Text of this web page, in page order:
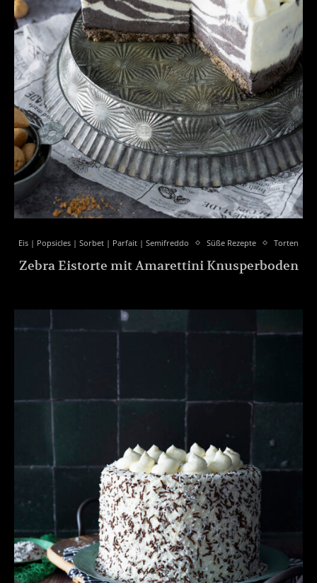
Eis | Popsicles | Sorbet | Parfait | Semifreddo Süße Rezepte Torten
Zebra Eistorte mit Amarettini Knusperboden